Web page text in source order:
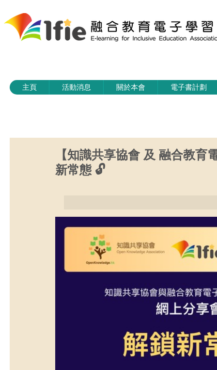
主頁 活動消息 關於本會 電子書計劃
【知識共享協會 及 融合教
新常態 🔓